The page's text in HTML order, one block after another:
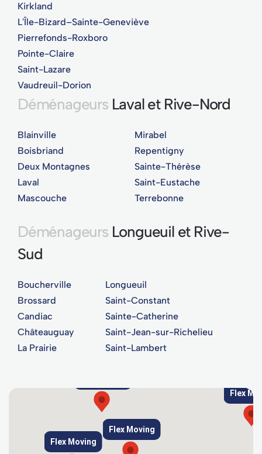
Kirkland
L'Île-Bizard–Sainte-Geneviève
Pierrefonds-Roxboro
Pointe-Claire
Saint-Lazare
Vaudreuil-Dorion
DéménageursLaval et Rive-Nord
Blainville
Boisbriand
Deux Montagnes
Laval
Mascouche
Mirabel
Repentigny
Sainte-Thérèse
Saint-Eustache
Terrebonne
DéménageursLongueuil et Rive-
Sud
Boucherville
Brossard
Candiac
Châteauguay
La Prairie
Longueuil
Saint-Constant
Sainte-Catherine
Saint-Jean-sur-Richelieu
Saint-Lambert
Flex Moving
Flex Moving
Flex